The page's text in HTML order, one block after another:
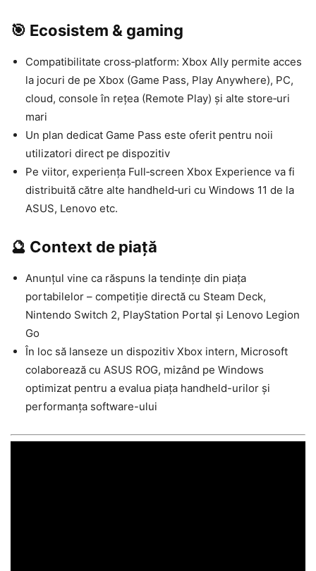
🎯 Ecosistem & gaming
Compatibilitate cross‑platform: Xbox Ally permite acces
la jocuri de pe Xbox (Game Pass, Play Anywhere), PC,
cloud, console în rețea (Remote Play) și alte store‑uri
mari
Un plan dedicat Game Pass este oferit pentru noii
utilizatori direct pe dispozitiv
Pe viitor, experiența Full‑screen Xbox Experience va fi
distribuită către alte handheld‑uri cu Windows 11 de la
ASUS, Lenovo etc.
🔮 Context de piață
Anunțul vine ca răspuns la tendințe din piața
portabilelor – competiție directă cu Steam Deck,
Nintendo Switch 2, PlayStation Portal și Lenovo Legion
Go
În loc să lanseze un dispozitiv Xbox intern, Microsoft
colaborează cu ASUS ROG, mizând pe Windows
optimizat pentru a evalua piața handheld-urilor și
performanța software-ului